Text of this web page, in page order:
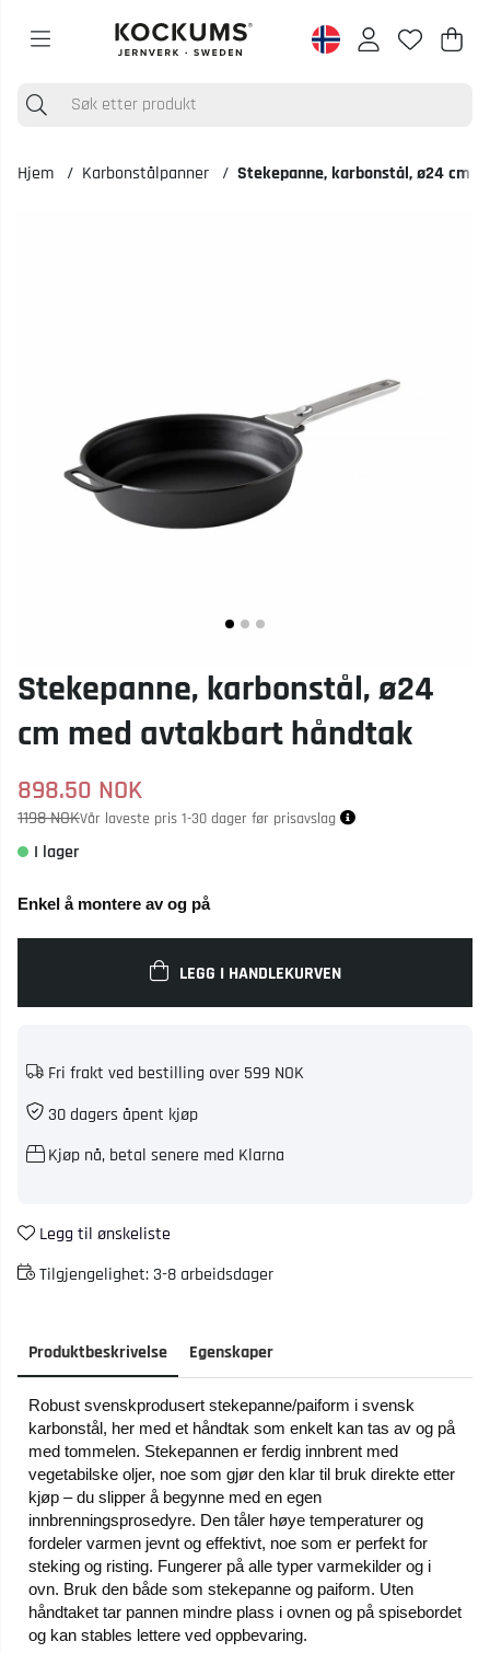
.
Hjem Karbonstålpanner Stekepanne, karbonstål, ø24 cm
Stekepanne, karbonstål, ø24
cm med avtakbart håndtak
898.50 NOK
1198 NOKVår laveste pris 1-30 dager før prisavslag
Enkel å montere av og på
LEGG I HANDLEKURVEN
Fri frakt ved bestilling over 599 NOK
30 dagers åpent kjøp
Kjøp nå, betal senere med Klarna
Legg til ønskeliste
Tilgjengelighet:3-8 arbeidsdager
Produktbeskrivelse Egenskaper
Robust svenskprodusert stekepanne/paiform i svensk
karbonstål, her med et håndtak som enkelt kan tas av og på
med tommelen. Stekepannen er ferdig innbrent med
vegetabilske oljer, noe som gjør den klar til bruk direkte etter
kjøp – du slipper å begynne med en egen
innbrenningsprosedyre. Den tåler høye temperaturer og
fordeler varmen jevnt og effektivt, noe som er perfekt for
steking og risting. Fungerer på alle typer varmekilder og i
ovn. Bruk den både som stekepanne og paiform. Uten
håndtaket tar pannen mindre plass i ovnen og på spisebordet
og kan stables lettere ved oppbevaring.